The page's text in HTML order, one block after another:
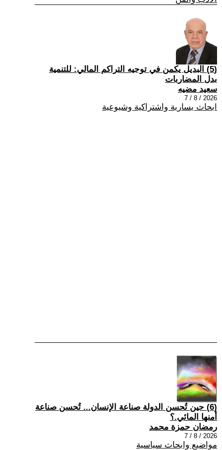
(5) البديل يكمن في توجيه التراكم المالي: للتنمية
بدل المضاربات
سعيد مضيه
2026 / 8 / 7
ابحاث يسارية واشتراكية وشيوعية
(6) حين تُحسن الدولة صناعة الإنسان... تُحسن صناعة
أمنها المائي.؟
رمضان حمزة محمد
2026 / 8 / 7
مواضيع وابحاث سياسية